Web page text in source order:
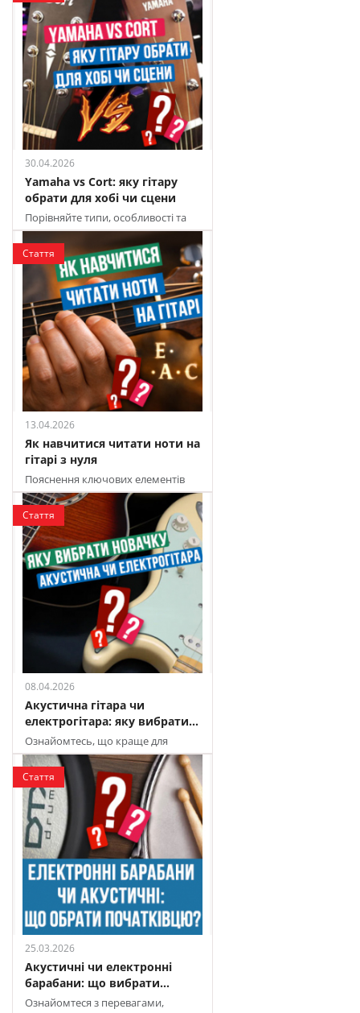
30.04.2026
Yamaha vs Cort: яку гітару
обрати для хобі чи сцени
Порівняйте типи, особливості та
характеристики, щоб обрати
ідеальний інструмент для ваших...
Стаття
13.04.2026
Як навчитися читати ноти на
гітарі з нуля
Пояснення ключових елементів
нотного запису і практичні поради
для новачків
Стаття
08.04.2026
Акустична гітара чи
електрогітара: яку вибрати...
Ознайомтесь, що краще для
навчання: акустика чи електро
Стаття
25.03.2026
Акустичні чи електронні
барабани: що вибрати...
Ознайомтеся з перевагами,